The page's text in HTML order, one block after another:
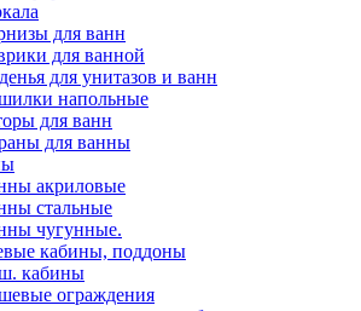
для ванн
для ванной
для унитазов и ванн
напольные
для ванн
для ванны
акриловые
стальные
чугунные.
кабины, поддоны
кабины
ограждения